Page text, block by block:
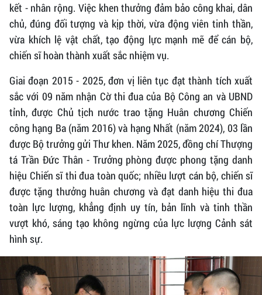
kết - nhân rộng. Việc khen thưởng đảm bảo công khai, dân
chủ, đúng đối tượng và kịp thời, vừa động viên tinh thần,
vừa khích lệ vật chất, tạo động lực mạnh mẽ để cán bộ,
chiến sĩ hoàn thành xuất sắc nhiệm vụ.
Giai đoạn 2015 - 2025, đơn vị liên tục đạt thành tích xuất
sắc với 09 năm nhận Cờ thi đua của Bộ Công an và UBND
tỉnh, được Chủ tịch nước trao tặng Huân chương Chiến
công hạng Ba (năm 2016) và hạng Nhất (năm 2024), 03 lần
được Bộ trưởng gửi Thư khen. Năm 2025, đồng chí Thượng
tá Trần Đức Thân - Trưởng phòng được phong tặng danh
hiệu Chiến sĩ thi đua toàn quốc; nhiều lượt cán bộ, chiến sĩ
được tặng thưởng huân chương và đạt danh hiệu thi đua
toàn lực lượng, khẳng định uy tín, bản lĩnh và tinh thần
vượt khó, sáng tạo không ngừng của lực lượng Cảnh sát
hình sự.